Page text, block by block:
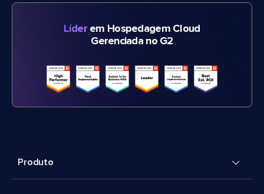
Líderem Hospedagem Cloud
Gerenciada no G2
Produto